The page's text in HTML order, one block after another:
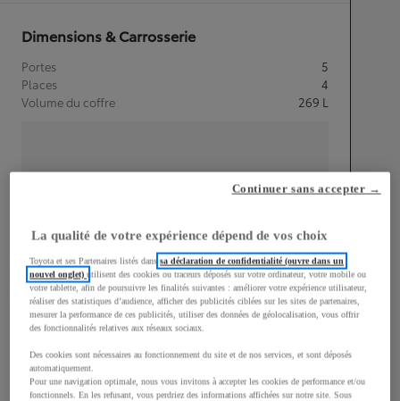
Dimensions & Carrosserie
Portes
5
Places
4
Volume du coffre
269 L
Longueur
3 700mm
Hauteur
1 510
La qualité de votre expérience dépend de vos choix
Toyota et ses Partenaires listés danssa déclaration de confidentialité (ouvre dans un
nouvel onglet)utilisent des cookies ou traceurs déposés sur votre ordinateur, votre mobile ou
votre tablette, afin de poursuivre les finalités suivantes : améliorer votre expérience utilisateur,
réaliser des statistiques d’audience, afficher des publicités ciblées sur les sites de partenaires,
mesurer la performance de ces publicités, utiliser des données de géolocalisation, vous offrir
des fonctionnalités relatives aux réseaux sociaux.
Des cookies sont nécessaires au fonctionnement du site et de nos services, et sont déposés
automatiquement.
Pour une navigation optimale, nous vous invitons à accepter les cookies de performance et/ou
fonctionnels. En les refusant, vous perdriez des informations affichées sur notre site. Sous
Continuer sans accepter →